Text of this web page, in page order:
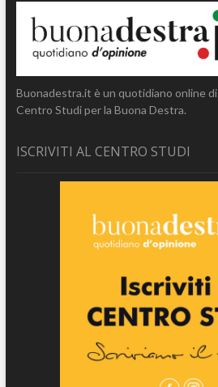
Buonadestra.it è un quotidiano online
Centro Studi per la Buona Destra.
ISCRIVITI AL CENTRO STUDI